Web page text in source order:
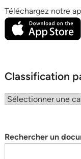
Téléchargez notre
Classification
Classification
Rechercher un